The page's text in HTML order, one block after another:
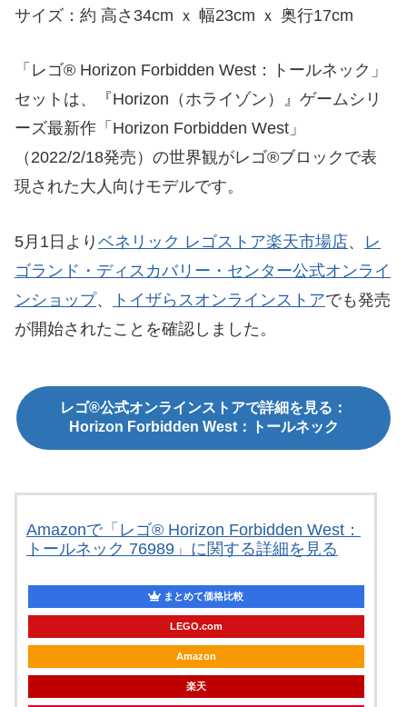
サイズ：約 高さ34cm ｘ 幅23cm ｘ 奥行17cm
「レゴ® Horizon Forbidden West：トールネック」
セットは、『Horizon（ホライゾン）』ゲームシリ
ーズ最新作「Horizon Forbidden West」
（2022/2/18発売）の世界観がレゴ®ブロックで表
現された大人向けモデルです。
5月1日より ベネリック レゴストア楽天市場店、 レ
ゴランド・ディスカバリー・センター公式オンライ
ンショップ、 トイザらスオンラインストアでも発売
が開始されたことを確認しました。
レゴ®公式オンラインストアで詳細を見る：
Horizon Forbidden West：トールネック
Amazonで「レゴ® Horizon Forbidden West：
トールネック 76989」に関する詳細を見る
まとめて価格比較
LEGO.com
Amazon
楽天
スポンサーリンク